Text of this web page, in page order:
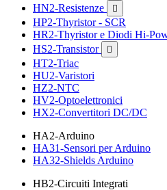
HN2-Resistenze 
HP2-Thyristor - SCR
HR2-Thyristor e Diodi Hi-
HS2-Transistor

HT2-Triac
HU2-Varistori
HZ2-NTC
HV2-Optoelettronici
HX2-Convertitori DC/DC
HA2-Arduino
HA31-Sensori per Arduino
HA32-Shields Arduino
HB2-Circuiti Integrati